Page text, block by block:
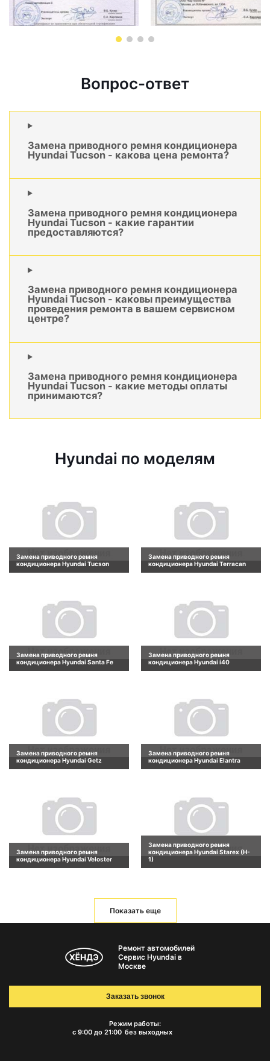
Вопрос-ответ
Замена приводного ремня кондиционера
Hyundai Tucson - какова цена ремонта?
Замена приводного ремня кондиционера
Hyundai Tucson - какие гарантии
предоставляются?
Замена приводного ремня кондиционера
Hyundai Tucson - каковы преимущества
проведения ремонта в вашем сервисном
центре?
Замена приводного ремня кондиционера
Hyundai Tucson - какие методы оплаты
принимаются?
Hyundai по моделям
Замена приводного ремня
кондиционера Hyundai Tucson
Замена приводного ремня
кондиционера Hyundai Terracan
Замена приводного ремня
кондиционера Hyundai Santa Fe
Замена приводного ремня
кондиционера Hyundai i40
Замена приводного ремня
кондиционера Hyundai Getz
Замена приводного ремня
кондиционера Hyundai Elantra
Замена приводного ремня
кондиционера Hyundai Veloster
Замена приводного ремня
кондиционера Hyundai Starex (H-
1)
Показать еще
Ремонт автомобилей
Сервис Hyundai в
Москве
Режим работы:
с 9:00 до 21:00 без выходных
Заказать звонок